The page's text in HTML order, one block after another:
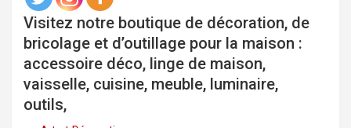
Visitez notre boutique de décoration, de
bricolage et d’outillage pour la maison :
accessoire déco, linge de maison,
vaisselle, cuisine, meuble, luminaire,
outils,